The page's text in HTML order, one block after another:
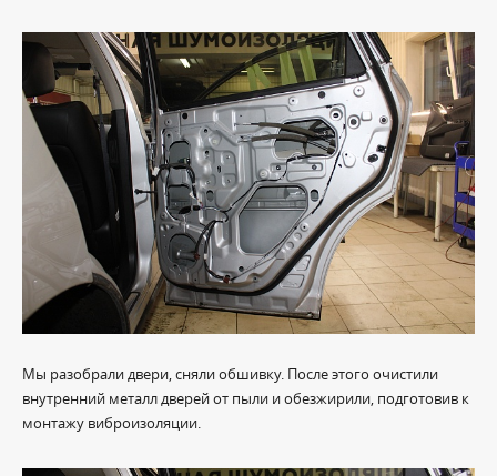
Мы разобрали двери, сняли обшивку. После этого очистили
внутренний металл дверей от пыли и обезжирили, подготовив к
монтажу виброизоляции.